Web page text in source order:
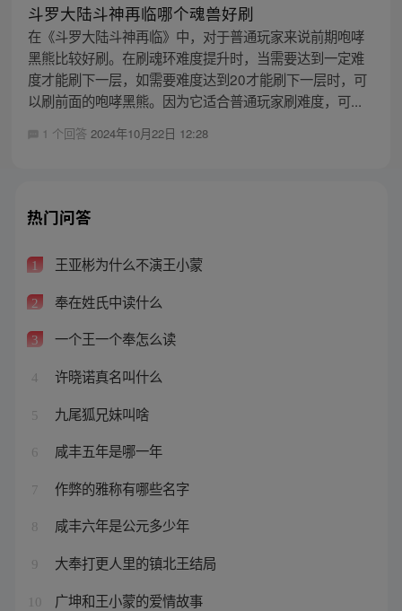
斗罗大陆斗神再临哪个魂兽好刷
在《斗罗大陆斗神再临》中，对于普通玩家来说前期咆哮
黑熊比较好刷。在刷魂环难度提升时，当需要达到一定难
度才能刷下一层，如需要难度达到20才能刷下一层时，可
以刷前面的咆哮黑熊。因为它适合普通玩家刷难度，可...
1 个回答 2024年10月22日 12:28
热门问答
1 王亚彬为什么不演王小蒙
2 奉在姓氏中读什么
3 一个王一个奉怎么读
4 许晓诺真名叫什么
5 九尾狐兄妹叫啥
6 咸丰五年是哪一年
7 作弊的雅称有哪些名字
8 咸丰六年是公元多少年
9 大奉打更人里的镇北王结局
10 广坤和王小蒙的爱情故事